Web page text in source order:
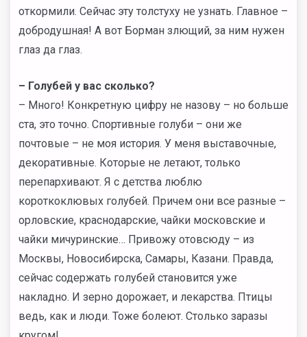
откормили. Сейчас эту толстуху не узнать. Главное –
добродушная! А вот Борман злющий, за ним нужен
глаз да глаз.
– Голубей у вас сколько?
– Много! Конкретную цифру не назову – но больше
ста, это точно. Спортивные голуби – они же
почтовые – не моя история. У меня выставочные,
декоративные. Которые не летают, только
перепархивают. Я с детства люблю
короткоклювых голубей. Причем они все разные –
орловские, краснодарские, чайки московские и
чайки мичуринские… Привожу отовсюду – из
Москвы, Новосибирска, Самары, Казани. Правда,
сейчас содержать голубей становится уже
накладно. И зерно дорожает, и лекарства. Птицы
ведь, как и люди. Тоже болеют. Столько заразы